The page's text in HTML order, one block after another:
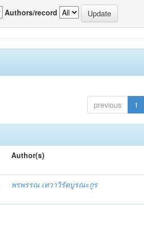
Authors/record
previous 1
Author(s)
พรพรรณ เทวาวิรัตบูรณะกูร